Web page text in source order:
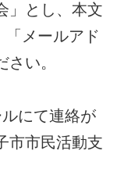
」とし、本文
「メールアド
い。
にて連絡が
市市民活動支